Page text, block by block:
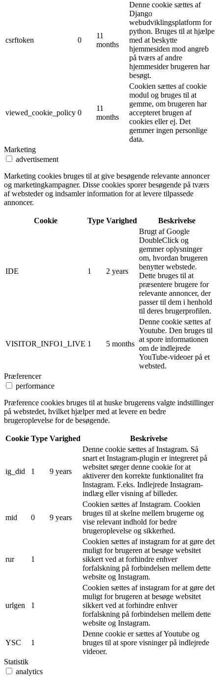
csrftoken 0
11
months
Denne cookie sættes af
Django
webudviklingsplatform for
python. Bruges til at hjælpe
med at beskytte
hjemmesiden mod angreb
på tværs af andre
hjemmesider brugeren har
besøgt.
viewed_cookie_policy 0
11
months
Cookien sættes af cookie
modul og bruges til at
gemme, om brugeren har
accepteret brugen af ​​
cookies eller ej. Det
gemmer ingen personlige
data.
Marketing
advertisement
Marketing cookies bruges til at give besøgende relevante annoncer
og marketingkampagner. Disse cookies sporer besøgende på tværs
af websteder og indsamler information for at levere tilpassede
annoncer.
Cookie Type Varighed Beskrivelse
IDE 1 2 years
Brugt af Google
DoubleClick og
gemmer oplysninger
om, hvordan brugeren
benytter webstede.
Dette bruges til at
præsentere brugere for
relevante annoncer, der
passer til dem i henhold
til deres brugerprofilen.
VISITOR_INFO1_LIVE 1 5 months
Denne cookie sættes af
Youtube. Den bruges til
at spore informationen
om de indlejrede
YouTube-videoer på et
websted.
Præferencer
performance
Præference cookies bruges til at huske brugerens valgte indstillinger
på webstedet, hvilket hjælper med at levere en bedre
brugeroplevelse for de besøgende.
Cookie Type Varighed Beskrivelse
ig_did 1 9 years
Denne cookie sættes af Instagram. Så
snart et Instagram-plugin er integreret på
websitet sørger denne cookie for at
aktiverer den korrekte funktionalitet fra
Instagram. F.eks. Indlejrede Instagram-
indlæg eller visning af billeder.
mid 0 9 years
Cookien sættes af Instagram. Cookien
bruges til at skelne mellem brugerne og
vise relevant indhold for bedre
brugeroplevelse og sikkerhed.
rur 1
Cookien sættes af instagram for at gøre det
muligt for brugeren at besøge websitet
sikkert ved at forhindre enhver
forfalskning på forbindelsen mellem dette
website og Instagram.
urlgen 1
Cookien sættes af instagram for at gøre det
muligt for brugeren at besøge websitet
sikkert ved at forhindre enhver
forfalskning på forbindelsen mellem dette
website og Instagram.
YSC 1
Denne cookie er sættes af Youtube og
bruges til at spore visninger på indlejrede
videoer.
Statistik
analytics